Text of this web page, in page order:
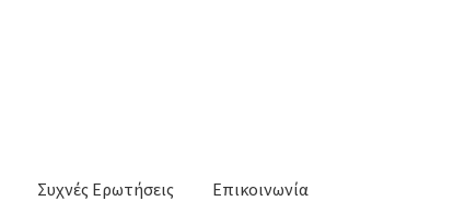
Συχνές Ερωτήσεις Επικοινωνία